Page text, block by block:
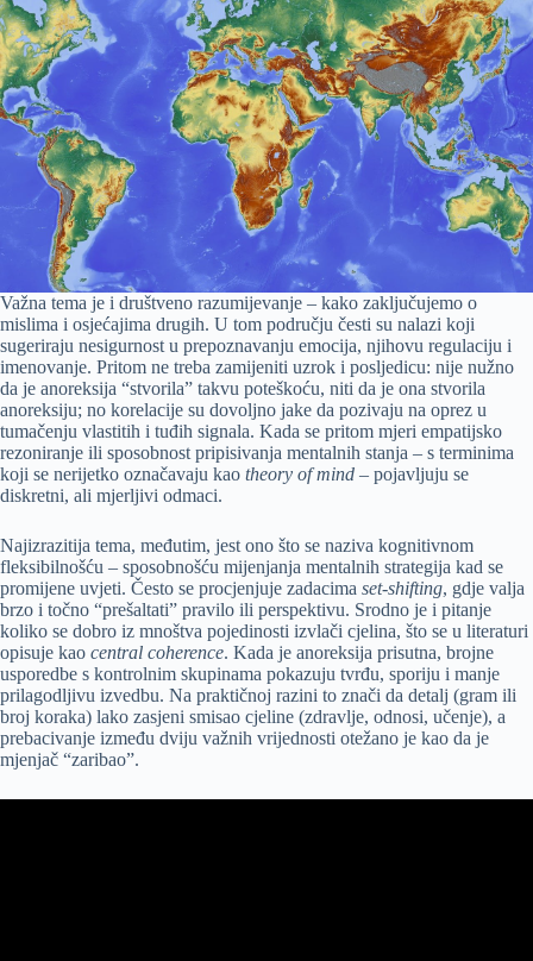
Važna tema je i društveno razumijevanje – kako zaključujemo o
mislima i osjećajima drugih. U tom području česti su nalazi koji
sugeriraju nesigurnost u prepoznavanju emocija, njihovu regulaciju i
imenovanje. Pritom ne treba zamijeniti uzrok i posljedicu: nije nužno
da je anoreksija “stvorila” takvu poteškoću, niti da je ona stvorila
anoreksiju; no korelacije su dovoljno jake da pozivaju na oprez u
tumačenju vlastitih i tuđih signala. Kada se pritom mjeri empatijsko
rezoniranje ili sposobnost pripisivanja mentalnih stanja – s terminima
koji se nerijetko označavaju kao theory of mind – pojavljuju se
diskretni, ali mjerljivi odmaci.
Najizrazitija tema, međutim, jest ono što se naziva kognitivnom
fleksibilnošću – sposobnošću mijenjanja mentalnih strategija kad se
promijene uvjeti. Često se procjenjuje zadacima set-shifting, gdje valja
brzo i točno “prešaltati” pravilo ili perspektivu. Srodno je i pitanje
koliko se dobro iz mnoštva pojedinosti izvlači cjelina, što se u literaturi
opisuje kao central coherence. Kada je anoreksija prisutna, brojne
usporedbe s kontrolnim skupinama pokazuju tvrđu, sporiju i manje
prilagodljivu izvedbu. Na praktičnoj razini to znači da detalj (gram ili
broj koraka) lako zasjeni smisao cjeline (zdravlje, odnosi, učenje), a
prebacivanje između dviju važnih vrijednosti otežano je kao da je
mjenjač “zaribao”.